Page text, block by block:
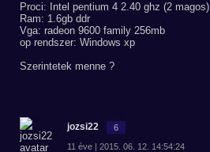
Proci: Intel pentium 4 2.40 ghz (2 magos)
Ram: 1.6gb ddr
Vga: radeon 9600 family 256mb
op rendszer: Windows xp
Szerintetek menne ?
jozsi22 6
11 éve | 2015. 06. 12. 14:54:24